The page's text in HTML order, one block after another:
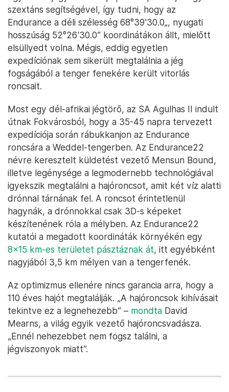
szextáns segítségével, így tudni, hogy az
Endurance a déli szélesség 68°39'30.0„, nyugati
hosszúság 52°26'30.0” koordinátákon állt, mielőtt
elsüllyedt volna. Mégis, eddig egyetlen
expedíciónak sem sikerült megtalálnia a jég
fogságából a tenger fenekére került vitorlás
roncsait.
Most egy dél-afrikai jégtörő, az SA Agulhas II indult
útnak Fokvárosból, hogy a 35-45 napra tervezett
expedíciója során rábukkanjon az Endurance
roncsára a Weddel-tengerben. Az Endurance22
névre keresztelt küldetést vezető Mensun Bound,
illetve legénysége a legmodernebb technológiával
igyekszik megtalálni a hajóroncsot, amit két víz alatti
drónnal tárnának fel. A roncsot érintetlenül
hagynák, a drónnokkal csak 3D-s képeket
készítenének róla a mélyben. Az Endurance22
kutatói a megadott koordináták környékén egy
8x15 km-es területet pásztáznak át, itt egyébként
nagyjából 3,5 km mélyen van a tengerfenék.
Az optimizmus ellenére nincs garancia arra, hogy a
110 éves hajót megtalálják. „A hajóroncsok kihívásait
tekintve ez a legnehezebb” – mondta David
Mearns, a világ egyik vezető hajóroncsvadásza.
„Ennél nehezebbet nem fogsz találni, a
jégviszonyok miatt”.